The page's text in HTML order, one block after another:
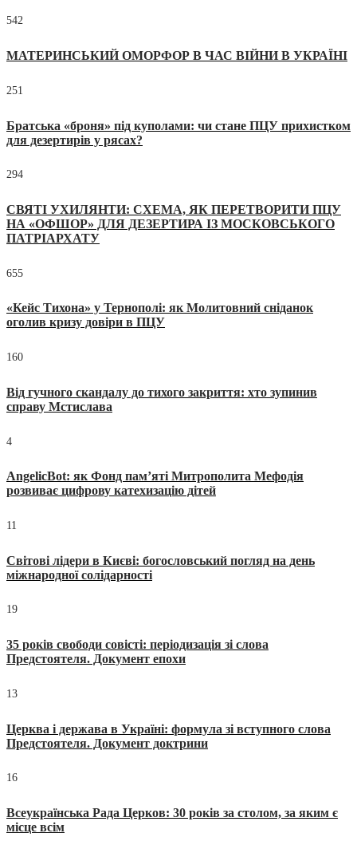
542
МАТЕРИНСЬКИЙ ОМОРФОР В ЧАС ВІЙНИ В УКРАЇНІ
251
Братська «броня» під куполами: чи стане ПЦУ прихистком
для дезертирів у рясах?
294
СВЯТІ УХИЛЯНТИ: СХЕМА, ЯК ПЕРЕТВОРИТИ ПЦУ
НА «ОФШОР» ДЛЯ ДЕЗЕРТИРА ІЗ МОСКОВСЬКОГО
ПАТРІАРХАТУ
655
«Кейс Тихона» у Тернополі: як Молитовний сніданок
оголив кризу довіри в ПЦУ
160
Від гучного скандалу до тихого закриття: хто зупинив
справу Мстислава
4
AngelicBot: як Фонд пам’яті Митрополита Мефодія
розвиває цифрову катехизацію дітей
11
Світові лідери в Києві: богословський погляд на день
міжнародної солідарності
19
35 років свободи совісті: періодизація зі слова
Предстоятеля. Документ епохи
13
Церква і держава в Україні: формула зі вступного слова
Предстоятеля. Документ доктрини
16
Всеукраїнська Рада Церков: 30 років за столом, за яким є
місце всім